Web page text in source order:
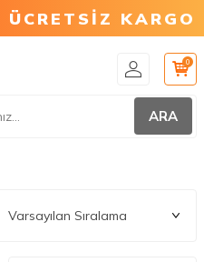
ÜCRETSİZ KARGO
ARA
0